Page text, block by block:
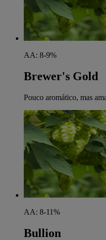
AA: 8-9%
Brewer's Gold
Pouco aromático, mas
AA: 8-11%
Bullion